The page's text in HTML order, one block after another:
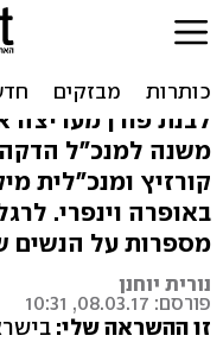
נשות
ההשראה
לבנת פורן מעריצה
קורזיץ ומנכ"לית
באופרה וינפרי.
מספרות על הנשים
נורית יוחנן
פורסם: 08.03.17, 10:31
זו ההשראה שלי: